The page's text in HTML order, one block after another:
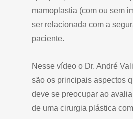
mamoplastia (com ou sem
ser relacionada com a
paciente.
Nesse vídeo o Dr. André
são os principais aspectos
deve se preocupar ao
de uma cirurgia plástica